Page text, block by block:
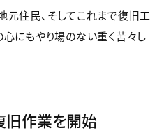
元住民、そしてこれまで復旧工
にもやり場のない重く苦々し
旧作業を開始